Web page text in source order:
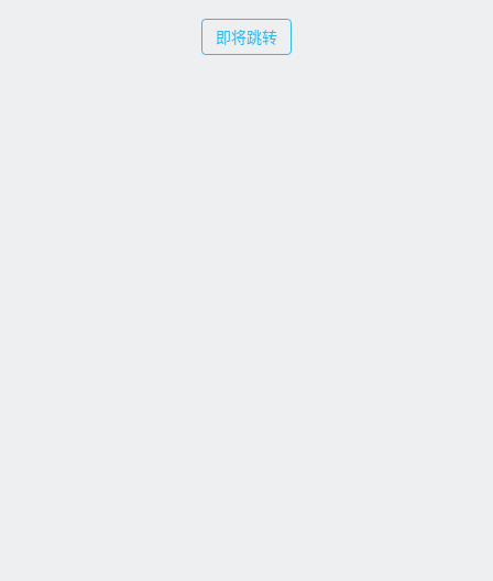
即将跳转